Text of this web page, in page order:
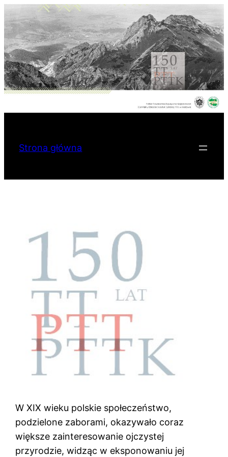
Przejdź
do
treści
Strona główna
W XIX wieku polskie społeczeństwo,
podzielone zaborami, okazywało coraz
większe zainteresowanie ojczystej
przyrodzie, widząc w eksponowaniu jej